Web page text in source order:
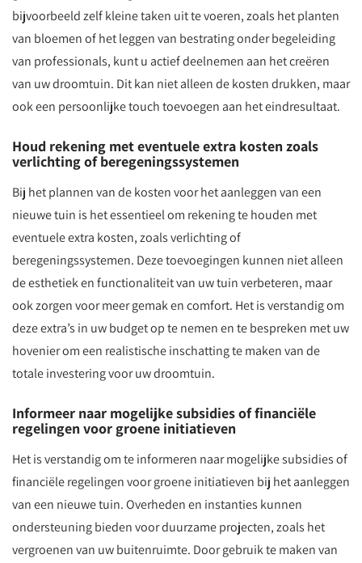
bijvoorbeeld zelf kleine taken uit te voeren, zoals het planten
van bloemen of het leggen van bestrating onder begeleiding
van professionals, kunt u actief deelnemen aan het creëren
van uw droomtuin. Dit kan niet alleen de kosten drukken, maar
ook een persoonlijke touch toevoegen aan het eindresultaat.
Houd rekening met eventuele extra kosten zoals
verlichting of beregeningssystemen
Bij het plannen van de kosten voor het aanleggen van een
nieuwe tuin is het essentieel om rekening te houden met
eventuele extra kosten, zoals verlichting of
beregeningssystemen. Deze toevoegingen kunnen niet alleen
de esthetiek en functionaliteit van uw tuin verbeteren, maar
ook zorgen voor meer gemak en comfort. Het is verstandig om
deze extra’s in uw budget op te nemen en te bespreken met uw
hovenier om een realistische inschatting te maken van de
totale investering voor uw droomtuin.
Informeer naar mogelijke subsidies of financiële
regelingen voor groene initiatieven
Het is verstandig om te informeren naar mogelijke subsidies of
financiële regelingen voor groene initiatieven bij het aanleggen
van een nieuwe tuin. Overheden en instanties kunnen
ondersteuning bieden voor duurzame projecten, zoals het
vergroenen van uw buitenruimte. Door gebruik te maken van